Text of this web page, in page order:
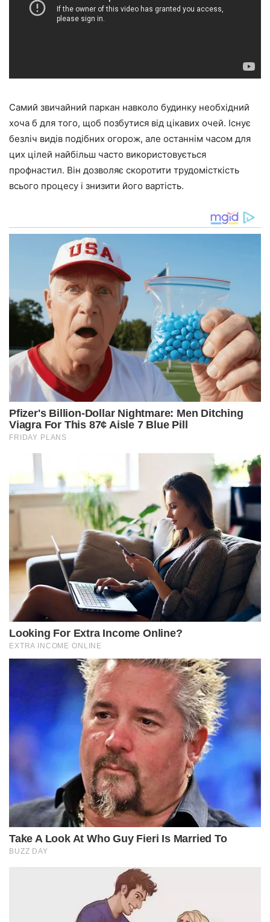
Самий звичайний паркан навколо будинку необхідний
хоча б для того, щоб позбутися від цікавих очей. Існує
безліч видів подібних огорож, але останнім часом для
цих цілей найбільш часто використовується
профнастил. Він дозволяє скоротити трудомісткість
всього процесу і знизити його вартість.